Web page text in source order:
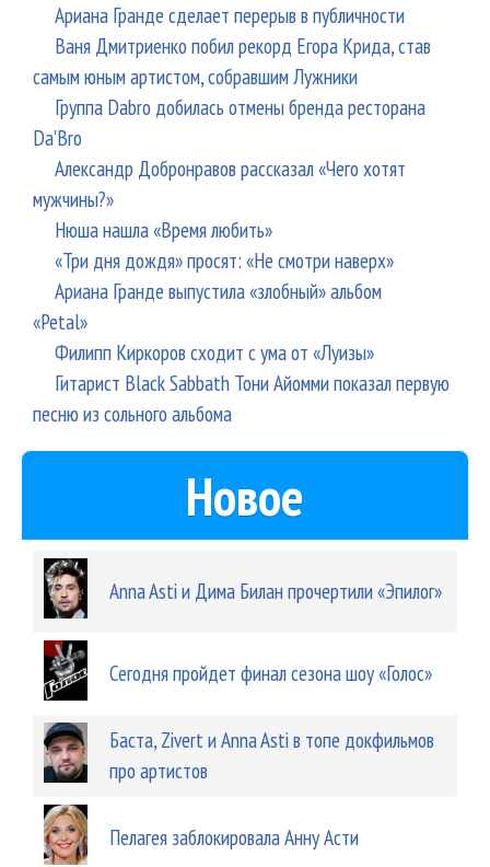
Ариана Гранде сделает перерыв в публичности
Ваня Дмитриенко побил рекорд Егора Крида, став
самым юным артистом, собравшим Лужники
Группа Dabro добилась отмены бренда ресторана
Da'Bro
Александр Добронравов рассказал «Чего хотят
мужчины?»
Нюша нашла «Время любить»
«Три дня дождя» просят: «Не смотри наверх»
Ариана Гранде выпустила «злобный» альбом
«Petal»
Филипп Киркоров сходит с ума от «Луизы»
Гитарист Black Sabbath Тони Айомми показал первую
песню из сольного альбома
Новое
Anna Asti и Дима Билан прочертили «Эпилог»
Сегодня пройдет финал сезона шоу «Голос»
Баста, Zivert и Anna Asti в топе докфильмов
про артистов
Пелагея заблокировала Анну Асти